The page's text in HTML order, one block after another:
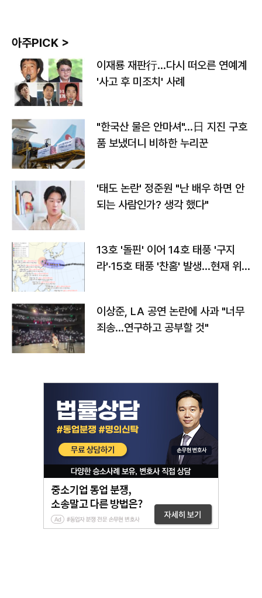
아주PICK >
이재룡 재판行…다시 떠오른 연예계
'사고 후 미조치' 사례
"한국산 물은 안마셔"…日 지진 구호
품 보냈더니 비하한 누리꾼
'태도 논란' 정준원 "난 배우 하면 안
되는 사람인가? 생각 했다"
13호 '돌핀' 이어 14호 태풍 '구지
라'·15호 태풍 '찬홈' 발생…현재 위
이상준, LA 공연 논란에 사과 "너무
죄송…연구하고 공부할 것"